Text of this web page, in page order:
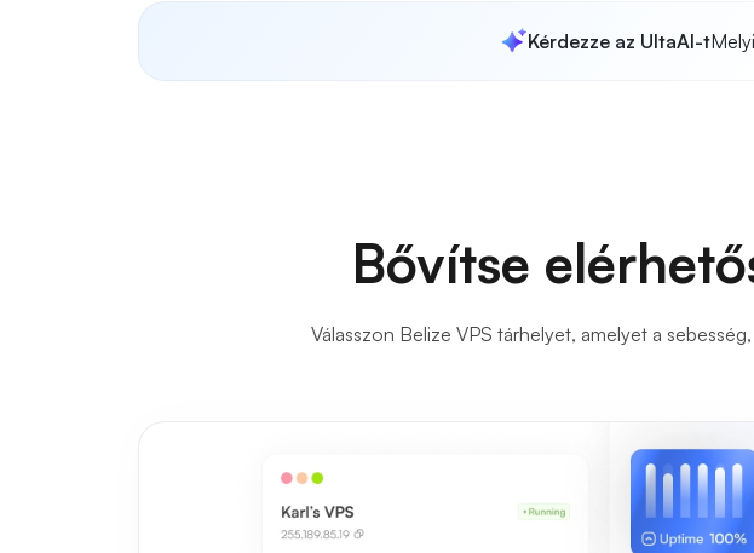
Kérdezze az UltaAI-t
Bővítse
Válasszon Belize VPS tárhelyet, amelyet a